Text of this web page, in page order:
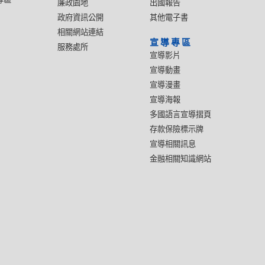
廉政園地
政府資訊公開
相關網站連結
服務處所
出國報告
其他電子書
宣導專區
宣導影片
宣導動畫
宣導漫畫
宣導海報
多國語言宣導摺頁
存款保險標示牌
宣導相關訊息
金融相關知識網站